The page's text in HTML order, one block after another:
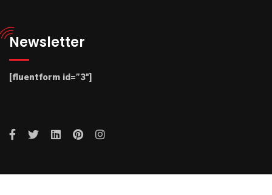
Newsletter
[fluentform id=”3″]